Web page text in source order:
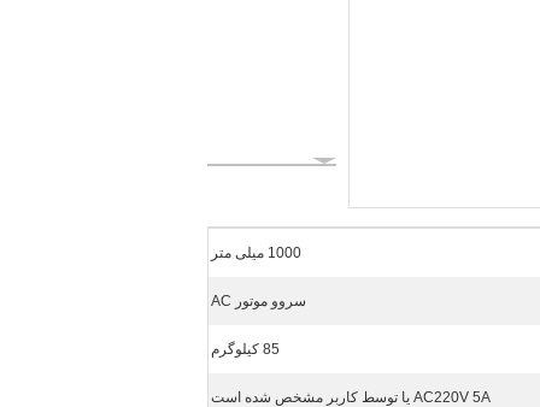
1000 میلی متر
سروو موتور AC
85 کیلوگرم
AC220V 5A یا توسط کاربر مشخص شده است